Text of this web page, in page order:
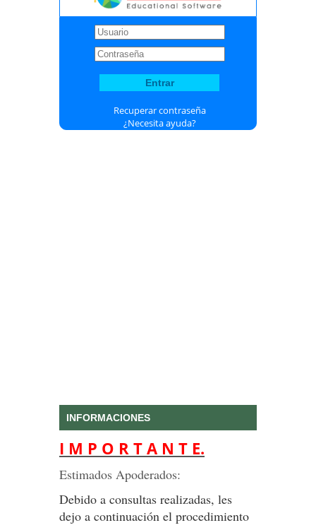
Recuperar contraseña
¿Necesita ayuda?
INFORMACIONES
I M P O R T A N T E.
Estimados Apoderados:
Debido a consultas realizadas, les
dejo a continuación el procedimiento